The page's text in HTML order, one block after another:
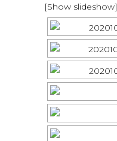
[Show slideshow]